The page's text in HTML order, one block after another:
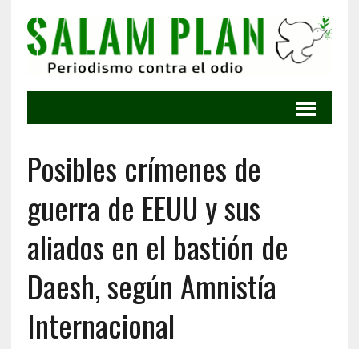
Posibles crímenes de
guerra de EEUU y sus
aliados en el bastión de
Daesh, según Amnistía
Internacional